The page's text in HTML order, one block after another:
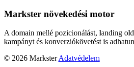
Markster növekedési motor
A domain mellé pozicionálást, landing
kampányt és konverziókövetést is
© 2026 Markster Adatvédelem